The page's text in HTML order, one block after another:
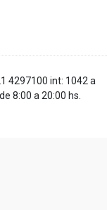
4297100 int: 1042 a
8:00 a 20:00 hs.